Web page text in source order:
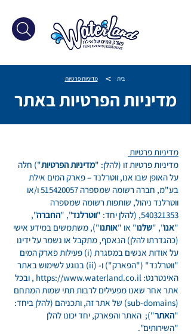
בית > מדיניות פרטיות
מדיניות הפרטיות באתר
מדיניות פרטיות
מדיניות פרטיות זו (להלן: "מדיניות הפרטיות") חלה
על האופן שבו אנו, ווטרלנד – פארק המים אילת
בע"מ, חברה רשומה שמספרה515420057ו/או
ווטרלנד ניהול, שותפות רשומה שמספרה
540321353, (להלן יחד: "ווטרלנד", "החברה",
"אנו", "שלנו" או "אותנו"), משתמשים במידע אישי
(כהגדרתו להלן) הנאסף, מתקבל או נשמר על ידינו
על אודות אנשים במסגרת (i) פעילות פארק המים
"ווטרלנד" ("הפארק") ו- (ii) בנוגע לשימוש באתר
האינטרנט: https://www.waterland.co.il , ובכל
אתר אחר שאנו מפעילים לרבות תתי שמות המתחם
(sub-domains) של אתר זה, ותכניהם (להלן ביחד:
"האתר"); האתר והפארק, יחד יכונו להלן
"השירותים".